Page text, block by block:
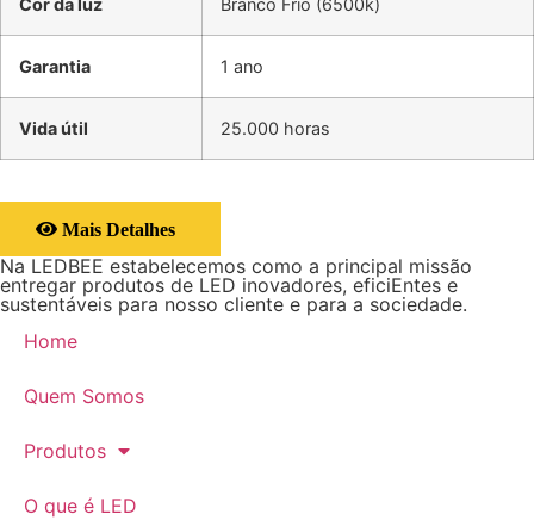
Cor da luz Branco Frio (6500k)
Garantia 1 ano
Vida útil 25.000 horas
Mais Detalhes
Na LEDBEE estabelecemos como a principal missão
entregar produtos de LED inovadores, eficiEntes e
sustentáveis para nosso cliente e para a sociedade.
Home
Quem Somos
Produtos
O que é LED